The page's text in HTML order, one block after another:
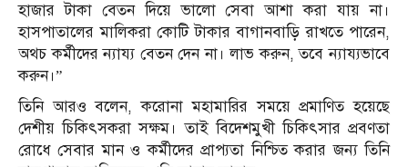
হাজার টাকা বেতন দিয়ে ভালো সেবা আশা করা যায় না।
হাসপাতালের মালিকরা কোটি টাকার বাগানবাড়ি রাখতে পারেন,
অথচ কর্মীদের ন্যায্য বেতন দেন না। লাভ করুন, তবে ন্যায্যভাবে
করুন।”
তিনি আরও বলেন, করোনা মহামারির সময়ে প্রমাণিত হয়েছে
দেশীয় চিকিৎসকরা সক্ষম। তাই বিদেশমুখী চিকিৎসার প্রবণতা
রোধে সেবার মান ও কর্মীদের প্রাপ্যতা নিশ্চিত করার জন্য তিনি